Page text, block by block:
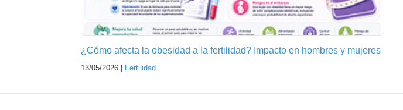
¿Cómo afecta la obesidad a la fertilidad? Impacto en hombres y mujeres
13/05/2026 | Fertilidad